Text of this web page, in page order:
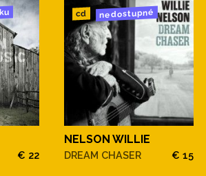
€ 22
cd nedostupné
NELSON WILLIE
DREAM CHASER € 15